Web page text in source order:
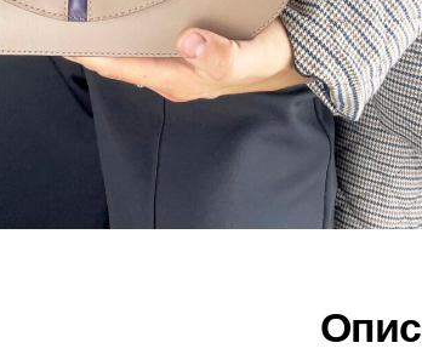
Опис